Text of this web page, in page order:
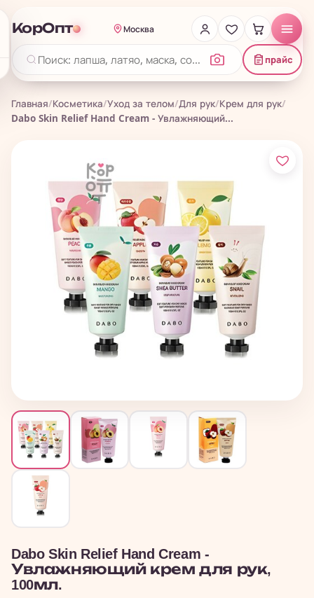
КорОпт Москва
прайс
Главная/Косметика/Уход за телом/Для рук/Крем для рук/
Dabo Skin Relief Hand Cream - Увлажняющий...
Dabo Skin Relief Hand Cream -
Увлажняющий крем для рук,
100мл.